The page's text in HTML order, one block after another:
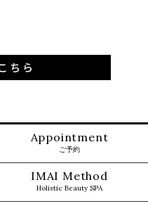
ちら
Appointment
ご予約
IMAI Method
Holistic Beauty SPA